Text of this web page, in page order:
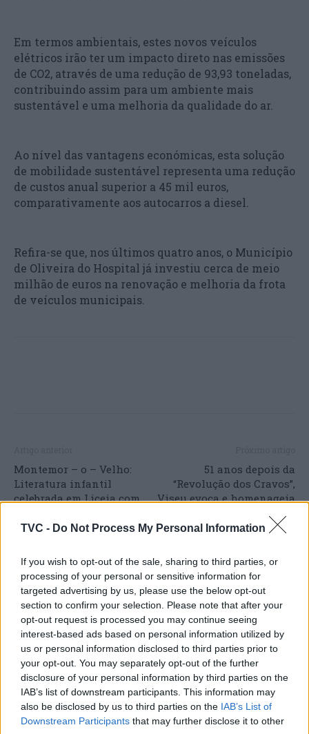
TVC - Do Not Process My Personal Information
If you wish to opt-out of the sale, sharing to third parties, or
processing of your personal or sensitive information for
targeted advertising by us, please use the below opt-out
section to confirm your selection. Please note that after your
opt-out request is processed you may continue seeing
interest-based ads based on personal information utilized by
us or personal information disclosed to third parties prior to
your opt-out. You may separately opt-out of the further
disclosure of your personal information by third parties on the
IAB’s list of downstream participants. This information may
also be disclosed by us to third parties on the IAB’s List of
Downstream Participants that may further disclose it to other
Em termos ambientais, estes novos veículos
elétricos irão ter um impacto direto nas emissões
de CO2, através de uma redução de 93,93 toneladas,
contribuindo assim para um ambiente mais
sustentável e uma melhoria da qualidade do ar.
Ao nível das vantagens económicas, esta solução
de mobilidade sustentável representa uma redução
de custos anual superior a 45 mil euros,
comparativamente aos autocarros a diesel.
Refira-se que, nos últimos quatro anos, o Município
de Oliveira do Hospital já investiu cerca de meio
milhão de euros na renovação e melhoria da frota
de veículos municipais.
Montemor – o – Velho:
Literatura infantil
celebrada em Liceia com
51 anos depois da
“Revolução dos Cravos”,
Viseu evoca e homenageia
a Liberdade
ARTIGOS RELACIONADOSMAIS DO AUTOR